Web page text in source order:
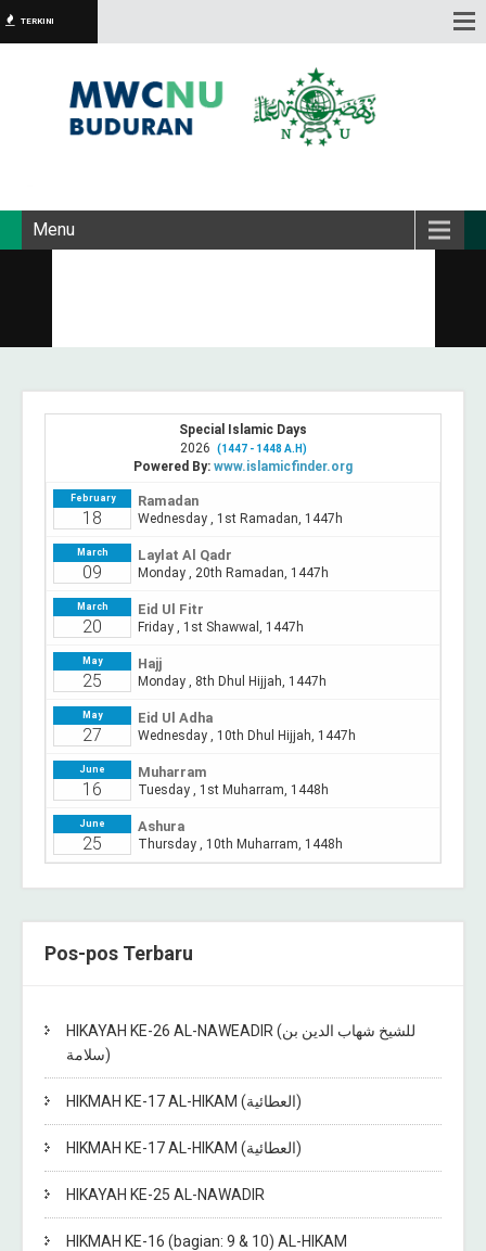
TERKINI
Menu
Pos-pos Terbaru
HIKAYAH KE-26 AL-NAWEADIR (للشيخ شهاب الدين بن
سلامة)
HIKMAH KE-17 AL-HIKAM (العطائية)
HIKMAH KE-17 AL-HIKAM (العطائية)
HIKAYAH KE-25 AL-NAWADIR
HIKMAH KE-16 (bagian: 9 & 10) AL-HIKAM